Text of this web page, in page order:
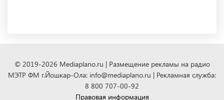
© 2019-2026 Mediaplano.ru | Размещение рекламы на радио
МЭТР ФМ г.Йошкар-Ола: info@mediaplano.ru | Рекламная служба:
8 800 707-00-92
Правовая информация